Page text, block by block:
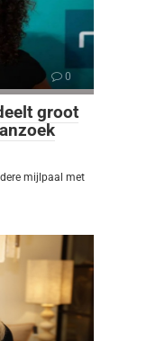
0
groot
mijlpaal met